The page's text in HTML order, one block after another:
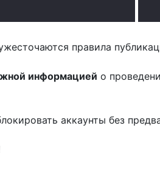
правила
информацией о
аккаунты без